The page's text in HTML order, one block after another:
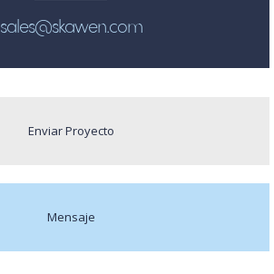
sales@skawen.com
Enviar Proyecto
Mensaje